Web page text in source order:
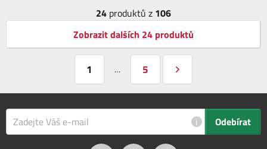
24 produktů z 106
Zobrazit dalších 24 produktů
1 … 5
i Odebírat